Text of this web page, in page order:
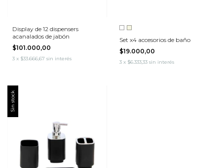
Display de 12 dispensers
acanalados de jabón
$101.000,00
3 x $33.666,67 sin interés
Set x4 accesorios de baño
$19.000,00
3 x $6.333,33 sin interés
Sin stock